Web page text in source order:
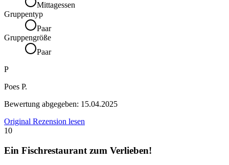
Mittagessen
Gruppentyp
Paar
Gruppengröße
Paar
P
Poes P.
Bewertung abgegeben: 15.04.2025
Original Rezension lesen
10
Ein Fischrestaurant zum Verlieben!